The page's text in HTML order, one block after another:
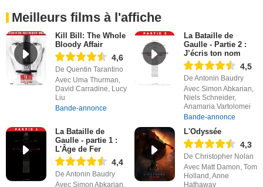
Meilleurs films à l'affiche
Kill Bill: The Whole
Bloody Affair
4,6
De Quentin Tarantino
Avec Uma Thurman,
David Carradine, Lucy
Liu
Bande-annonce
La Bataille de
Gaulle - Partie 2 :
J’écris ton nom
4,5
De Antonin Baudry
Avec Simon Abkarian,
Niels Schneider,
Anamaria Vartolomei
Bande-annonce
La Bataille de
Gaulle - partie 1 :
L'Âge de Fer
4,4
De Antonin Baudry
Avec Simon Abkarian,
L'Odyssée
4,3
De Christopher Nolan
Avec Matt Damon, Tom
Holland, Anne
Hathaway